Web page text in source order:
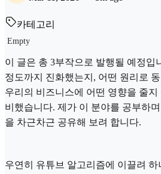
카테고리
Empty
이 글은 총 3부작으로 발행될 예정입
정도까지 진화했는지, 어떤 원리로
우리의 비즈니스에 어떤 영향을 줄
비했습니다. 제가 이 분야를 공부하
을 차근차근 공유해 보려 합니다.
우연히 유튜브 알고리즘에 이끌려